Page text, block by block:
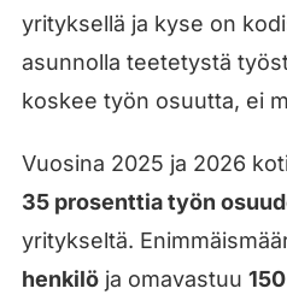
yrityksellä ja kyse on
asunnolla teetetystä
koskee työn osuutta, ei
Vuosina 2025 ja 2026
35 prosenttia työn
yritykseltä.
henkilöja omavastuu